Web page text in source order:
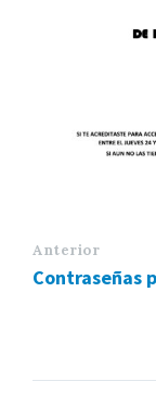
Anterior
Contraseñas